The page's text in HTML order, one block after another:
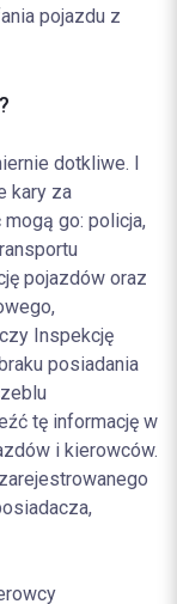
pojazdu z
dotkliwe. I
kary za
go: policja,
pojazdów oraz
Inspekcję
posiadania
tę informację w
i kierowców.